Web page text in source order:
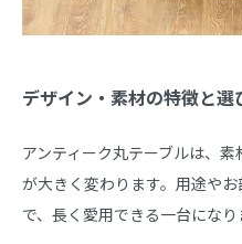
デザイン・素材の特徴と選
アンティーク丸テーブルは、
が大きく変わります。用途や
で、長く愛用できる一台になり